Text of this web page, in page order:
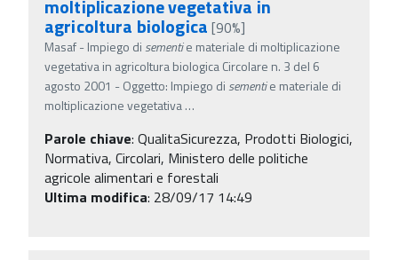
moltiplicazione vegetativa in
agricoltura biologica [90%]
Masaf - Impiego di sementie materiale di moltiplicazione
vegetativa in agricoltura biologica Circolare n. 3 del 6
agosto 2001 - Oggetto: Impiego di sementie materiale di
moltiplicazione vegetativa…
Parole chiave: QualitaSicurezza, Prodotti Biologici,
Normativa, Circolari, Ministero delle politiche
agricole alimentari e forestali
Ultima modifica: 28/09/17 14:49